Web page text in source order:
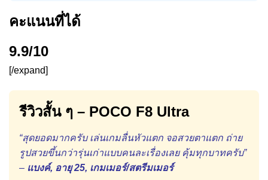
คะแนนที่ได้
9.9/10
[/expand]
รีวิวสั้น ๆ – POCO F8 Ultra
“สุดยอดมากครับ เล่นเกมลื่นหัวแตก จอสวยตาแตก ถ่าย
รูปสวยขึ้นกว่ารุ่นเก่าแบบคนละเรื่องเลย คุ้มทุกบาทครับ”
– แบงค์, อายุ 25, เกมเมอร์/สตรีมเมอร์